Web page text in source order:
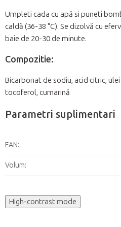
Umpleti cada cu apă si puneti
caldă (36-38 °C). Se dizolvă cu
baie de 20-30 de minute.
Compozitie:
Bicarbonat de sodiu, acid citric,
tocoferol, cumarină
Parametri suplimentari
EAN:
Volum:
High-contrast mode